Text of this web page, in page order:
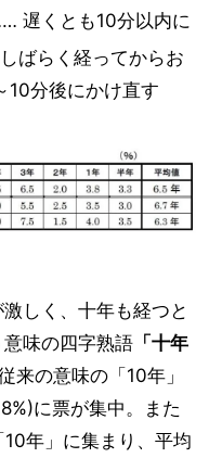
遅くとも10分以内に
ばらく経ってからお
分後にかけ直す
しく、十年も経つと
味の四字熟語 「十年
来の意味の「10年」
に票が集中。また
年」に集まり、平均